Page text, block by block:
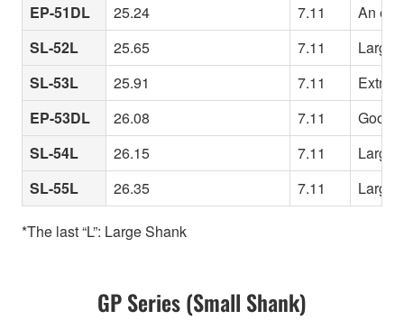
EP-51DL 25.24 7.11
An
SL-52L
25.65 7.11
SL-53L
25.91 7.11
EP-53DL
26.08 7.11
Good
SL-54L
26.15 7.11
SL-55L
26.35 7.11
*The last “L”: Large Shank
GP Series (Small Shank)